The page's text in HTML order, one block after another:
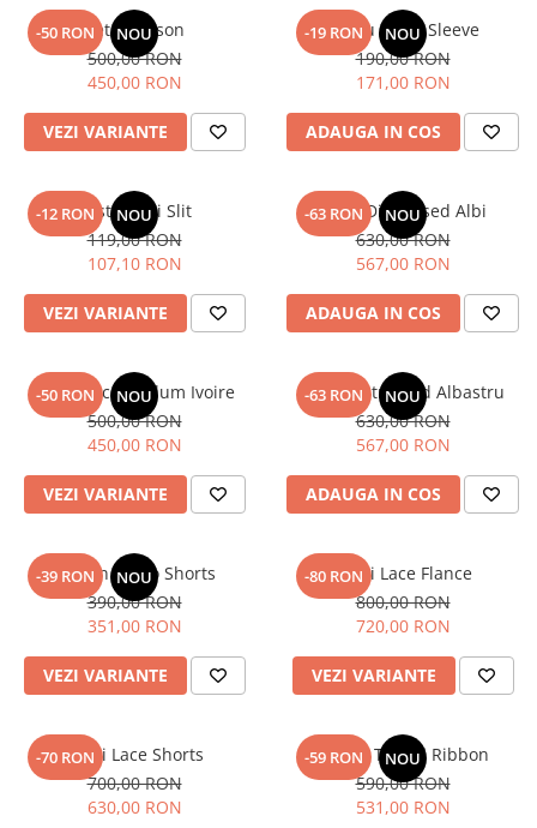
-50 RON NOU
Set Madison
500,00 RON
450,00 RON
VEZI VARIANTE
-19 RON NOU
Sacou Short Sleeve
190,00 RON
171,00 RON
ADAUGA IN COS
-12 RON NOU
Fusta Mini Slit
119,00 RON
107,10 RON
VEZI VARIANTE
-63 RON NOU
Blugi Distressed Albi
630,00 RON
567,00 RON
ADAUGA IN COS
-50 RON NOU
Bluza Lace Peplum Ivoire
500,00 RON
450,00 RON
VEZI VARIANTE
-63 RON NOU
Blugi Distressed Albastru
630,00 RON
567,00 RON
ADAUGA IN COS
-39 RON NOU
Sequin Micro Shorts
390,00 RON
351,00 RON
VEZI VARIANTE
-80 RONBlugi Lace Flance
800,00 RON
720,00 RON
VEZI VARIANTE
-70 RONBlugi Lace Shorts
700,00 RON
630,00 RON
-59 RON NOU
Corset Tweed Ribbon
590,00 RON
531,00 RON